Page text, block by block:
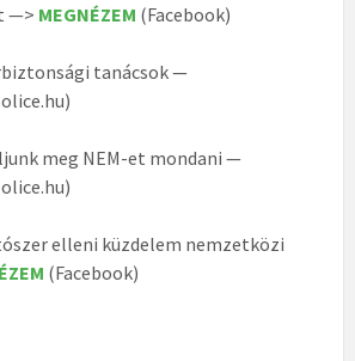
—> MEGNÉZEM (Facebook)
tanácsok —
meg NEM-et mondani —
elleni küzdelem nemzetközi
(Facebook)